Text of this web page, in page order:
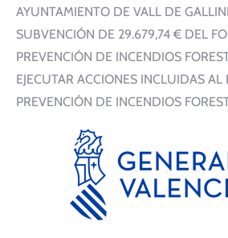
AYUNTAMIENTO DE VALL DE
SUBVENCIÓN DE 29.679,74 € DEL
PREVENCIÓN DE INCENDIOS
EJECUTAR ACCIONES INCLUIDAS
PREVENCIÓN DE INCENDIOS